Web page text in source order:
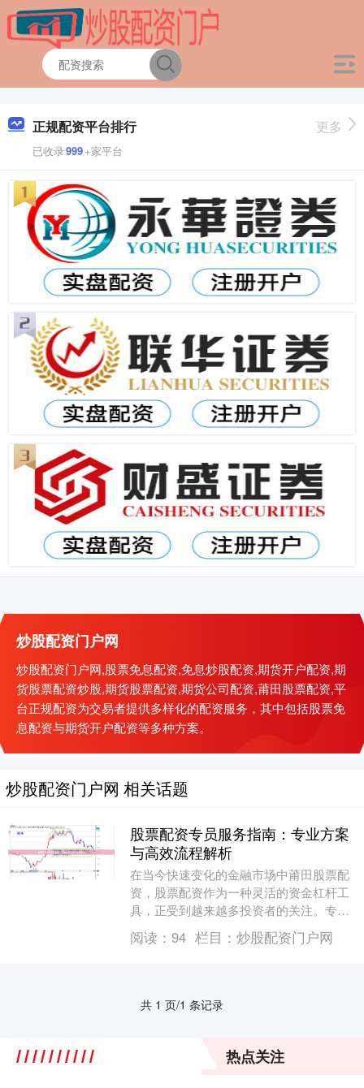
正规配资平台排行
已收录999+家平台
更多
炒股配资门户网
炒股配资门户网,股票免息配资,免息炒股配资,期货开户配资,期
货股票配资炒股,期货股票配资,期货公司配资,莆田股票配资,平
台正规配资为交易者提供多样化的配资服务，其中包括股票免
息配资与期货开户配资等多种方案。
炒股配资门户网 相关话题
股票配资专员服务指南：专业方案
与高效流程解析
在当今快速变化的金融市场中莆田股票配
资，股票配资作为一种灵活的资金杠杆工
具，正受到越来越多投资者的关注。专业
的股票配资专员服务，不仅能为投资者提
供资金支持，更能....
阅读： 94 栏目： 炒股配资门户网
共 1 页/1 条记录
热点关注